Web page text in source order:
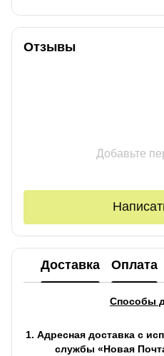
Отзывы
Добавьте
Доставка Оплата
Способы
1. Адресная доставка с
службы «Новая